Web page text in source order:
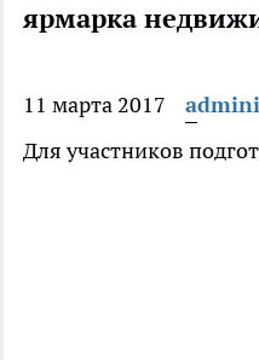
ярмарка
11 марта 2017
Для участников